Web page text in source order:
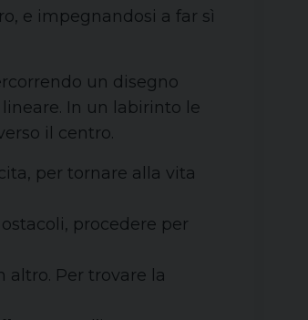
e impegnandosi a far sì
un disegno
In un labirinto le
il centro.
per tornare alla vita
procedere per
altro. Per trovare la